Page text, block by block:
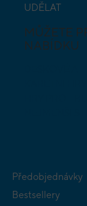
UDĚLAT
MŮŽETE
NABÍDKU
Předobjednávky
Bestsellery